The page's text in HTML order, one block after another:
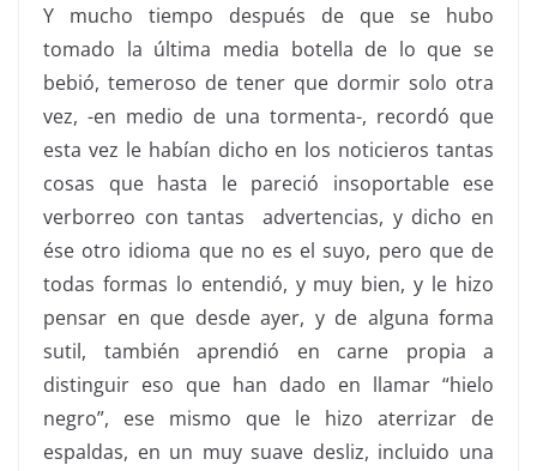
Y mucho tiempo después de que se hubo
tomado la última media botella de lo que se
bebió, temeroso de tener que dormir solo otra
vez, -en medio de una tormenta-, recordó que
esta vez le habían dicho en los noticieros tantas
cosas que hasta le pareció insoportable ese
verborreo con tantas advertencias, y dicho en
ése otro idioma que no es el suyo, pero que de
todas formas lo entendió, y muy bien, y le hizo
pensar en que desde ayer, y de alguna forma
sutil, también aprendió en carne propia a
distinguir eso que han dado en llamar “hielo
negro”, ese mismo que le hizo aterrizar de
espaldas, en un muy suave desliz, incluido una